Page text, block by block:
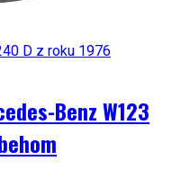
Benz W123